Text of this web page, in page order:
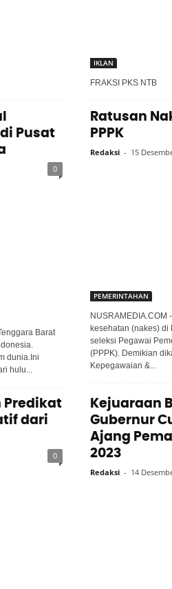
IKLAN
FRAKSI PKS NTB
Pusat
0
Barat
dunia.Ini
hulu...
Ratusan
PPPK
Redaksi - 15
PEMERINTAHAN
NUSRAMEDIA.COM
kesehatan (nakes)
seleksi Pegawai
(PPPK). Demikian
Kepegawaian &...
Predikat
dari
0
Kejuaraan
Gubernur
Ajang
2023
Redaksi - 14